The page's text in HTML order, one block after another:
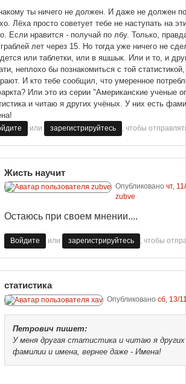
ты ничего не должен. И даже не должен
Лёха просто советует тебе не наступать на
Если нравится - получай по лбу. Только,
лет через 15. Но тогда уже ничего не
или таблетки, или в яшшык. Или и то, и
неплохо бы познакомиться с той
И кто тебе сообщил, что умеренное
Или это из серии "Американские ученые
и читаю я других учёных. У них есть
или зарегистрируйтесь , чтобы
Жисть научит
Опубликовано чт,
zubve
Остаюсь при своем мнении....
Войдите или зарегистрируйтесь , чтобы
статистика
Опубликовано сб, 13/
Петрович пишет:
У меня другая статистика и читаю я
фамилии и имена, вернее даже - Имена!